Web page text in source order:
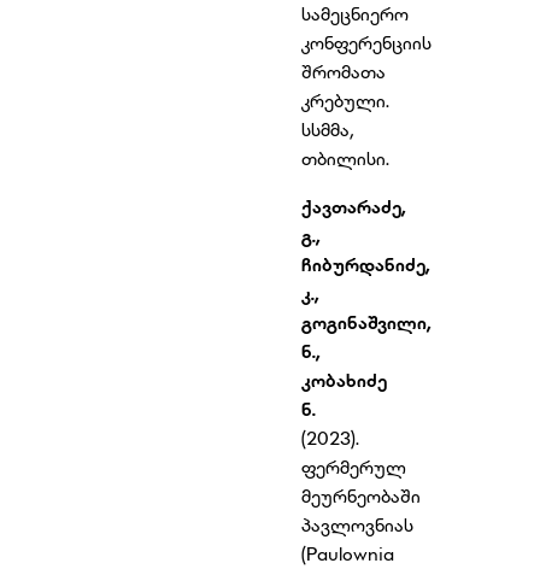
სამეცნიერო
კონფერენციის
შრომათა
კრებული.
სსმმა,
თბილისი.
ქავთარაძე,
გ.,
ჩიბურდანიძე,
კ.,
გოგინაშვილი,
ნ.,
კობახიძე
ნ.
(2023).
ფერმერულ
მეურნეობაში
პავლოვნიას
(Paulownia